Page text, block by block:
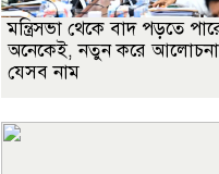
মন্ত্রিসভা থেকে বাদ পড়তে
অনেকেই, নতুন করে
যেসব নাম